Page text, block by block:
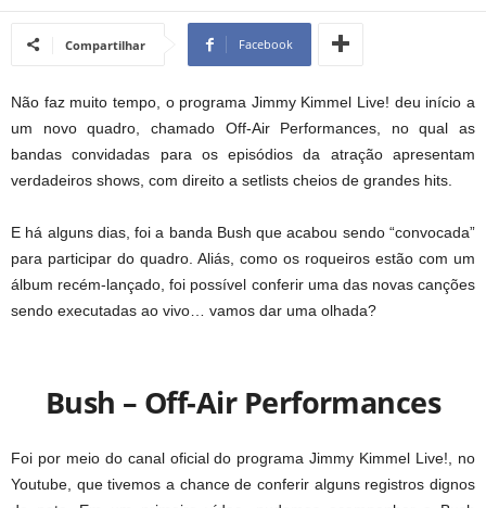
Compartilhar Facebook
Não faz muito tempo, o programa Jimmy Kimmel Live! deu início a
um novo quadro, chamado Off-Air Performances, no qual as
bandas convidadas para os episódios da atração apresentam
verdadeiros shows, com direito a setlists cheios de grandes hits.
E há alguns dias, foi a banda Bush que acabou sendo “convocada”
para participar do quadro. Aliás, como os roqueiros estão com um
álbum recém-lançado, foi possível conferir uma das novas canções
sendo executadas ao vivo… vamos dar uma olhada?
Bush – Off-Air Performances
Foi por meio do canal oficial do programa Jimmy Kimmel Live!, no
Youtube, que tivemos a chance de conferir alguns registros dignos